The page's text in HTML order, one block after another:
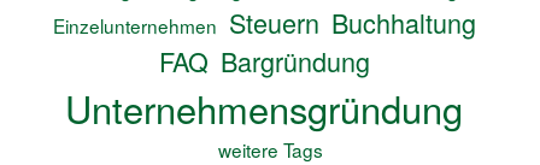
Einzelunternehmen Steuern Buchhaltung
FAQ Bargründung
Unternehmensgründung
weitere Tags